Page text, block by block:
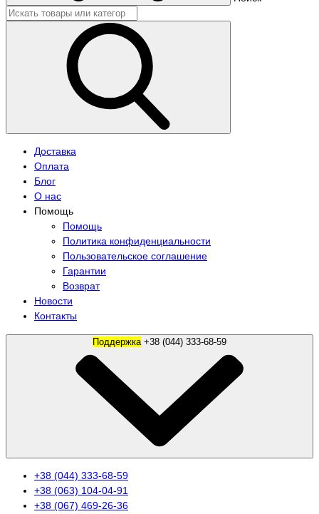
Доставка
Оплата
Блог
О нас
Помощь
Помощь
Политика конфиденциальности
Пользовательское соглашение
Гарантии
Возврат
Новости
Контакты
Поддержка
+38 (044) 333-68-59
+38 (063) 104-04-91
+38 (067) 469-26-36